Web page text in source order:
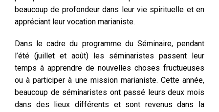
beaucoup de profondeur dans leur vie spirituelle et en
appréciant leur vocation marianiste.
Dans le cadre du programme du Séminaire, pendant
l’été (juillet et août) les séminaristes passent leur
temps à apprendre de nouvelles choses fructueuses
ou à participer à une mission marianiste. Cette année,
beaucoup de séminaristes ont passé leurs deux mois
dans des lieux différents et sont revenus dans la